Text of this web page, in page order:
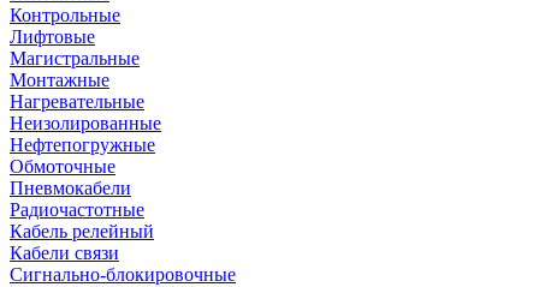
Контрольные
Лифтовые
Магистральные
Монтажные
Нагревательные
Неизолированные
Нефтепогружные
Обмоточные
Пневмокабели
Радиочастотные
Кабель релейный
Кабели связи
Сигнально-блокировочные